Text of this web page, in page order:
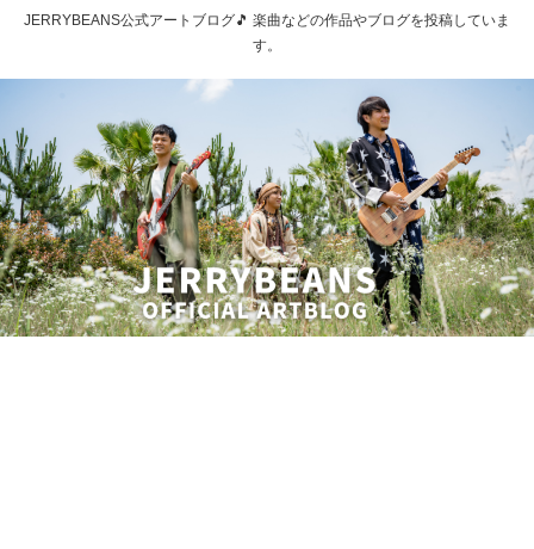
JERRYBEANS公式アートブログ🎵 楽曲などの作品やブログを投稿していま
す。